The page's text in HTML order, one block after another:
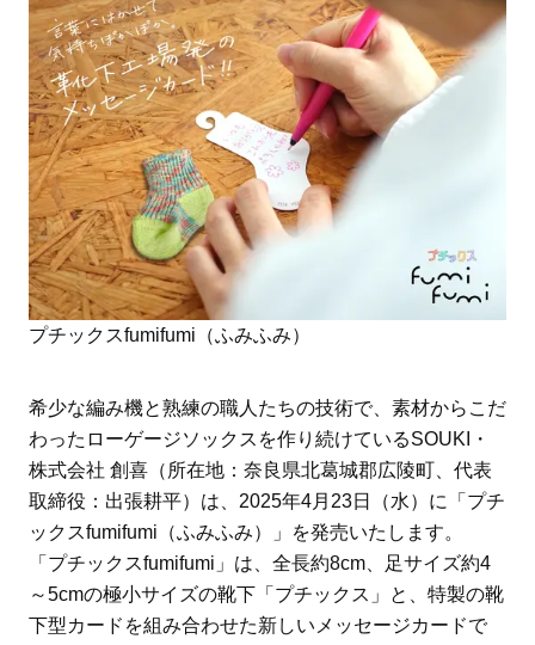
プチックスfumifumi（ふみふみ）
希少な編み機と熟練の職人たちの技術で、素材からこだ
わったローゲージソックスを作り続けているSOUKI・
株式会社 創喜（所在地：奈良県北葛城郡広陵町、代表
取締役：出張耕平）は、2025年4月23日（水）に「プチ
ックスfumifumi（ふみふみ）」を発売いたします。
「プチックスfumifumi」は、全長約8cm、足サイズ約4
～5cmの極小サイズの靴下「プチックス」と、特製の靴
下型カードを組み合わせた新しいメッセージカードで